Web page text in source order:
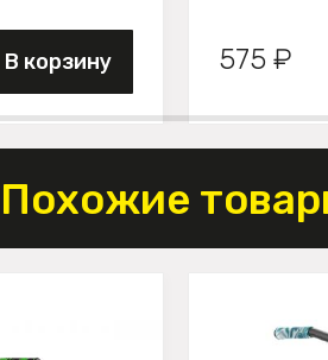
В корзину 575 ₽
Похожие